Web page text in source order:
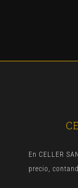
En CELLER
precio,